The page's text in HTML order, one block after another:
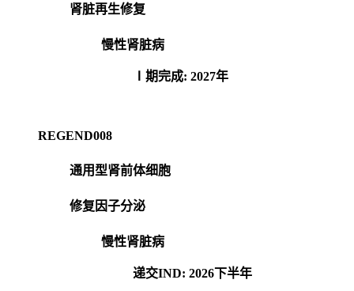
肾脏再生修复
慢性肾脏病
Ⅰ期完成: 2027年
REGEND008
通用型肾前体细胞
修复因子分泌
慢性肾脏病
递交IND: 2026下半年